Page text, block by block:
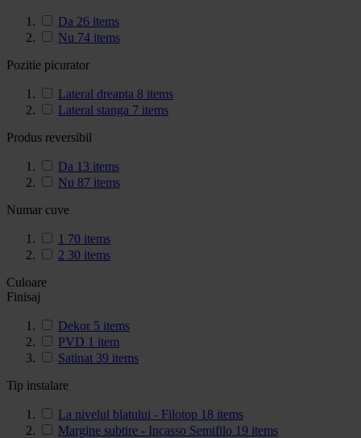
Da 26 items
Nu 74 items
Pozitie picurator
Lateral dreapta 8 items
Lateral stanga 7 items
Produs reversibil
Da 13 items
Nu 87 items
Numar cuve
1 70 items
2 30 items
Culoare
Finisaj
Dekor 5 items
PVD 1 item
Satinat 39 items
Tip instalare
La nivelul blatului - Filotop 18 items
Margine subtire - Incasso Semifilo 19 items